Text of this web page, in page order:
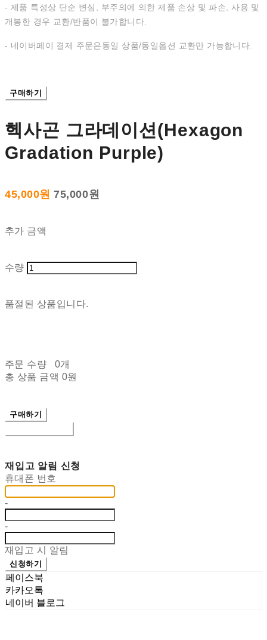
- 제품 특성상 단순 변심, 부주의에 의한 제품 손상 및 파손, 사용 및
개봉한 경우 교환/반품이 불가합니다.
- 네이버페이 결제 주문은동일 상품/동일옵션 교환만 가능합니다.
구매하기
헥사곤 그라데이션(Hexagon
Gradation Purple)
45,000원75,000원
추가 금액
수량
품절된 상품입니다.
주문 수량
0개
총 상품 금액 0원
구매하기
재입고 알림 신청
휴대폰 번호
-
-
재입고 시 알림
신청하기
페이스북
카카오톡
네이버 블로그